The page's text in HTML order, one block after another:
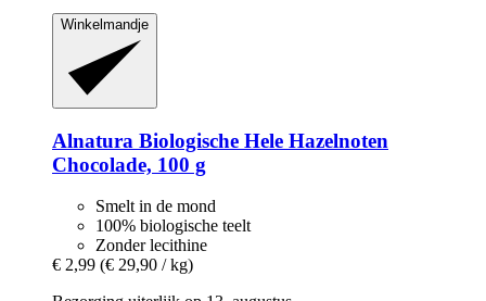
Winkelmandje
Alnatura Biologische Hele Hazelnoten
Chocolade, 100 g
Smelt in de mond
100% biologische teelt
Zonder lecithine
€ 2,99 (€ 29,90 / kg)